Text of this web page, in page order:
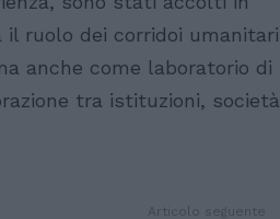
il ruolo dei corridoi umanitari
anche come laboratorio di
tra istituzioni, società
Articolo seguente